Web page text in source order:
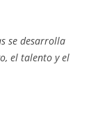
se desarrolla
el talento y el